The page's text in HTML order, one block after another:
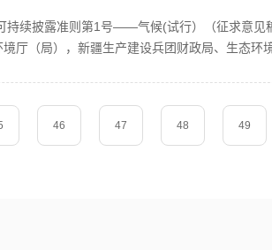
持续披露准则第1号——气候(试行）（征求意见
厅（局），新疆生产建设兵团财政局、生态环
46 47 48 49